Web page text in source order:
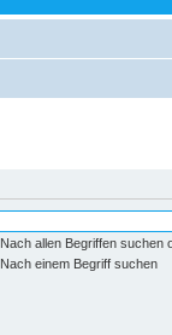
Nach allen Begriffen suchen
Nach einem Begriff suchen